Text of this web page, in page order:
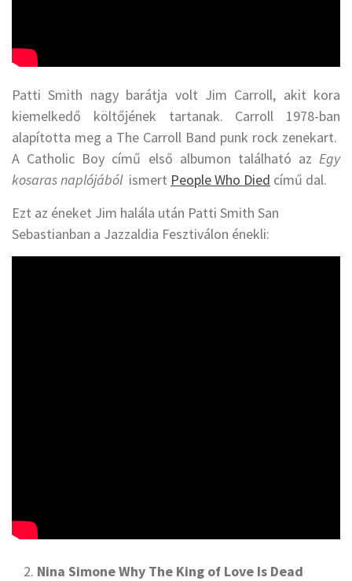
Patti Smith nagy barátja volt Jim Carroll, akit kora
kiemelkedő költőjének tartanak. Carroll 1978-ban
alapította meg a The Carroll Band punk rock zenekart.
A Catholic Boy című első albumon található az Egy
kosaras naplójából ismert People Who Died című dal.
Ezt az éneket Jim halála után Patti Smith San
Sebastianban a Jazzaldia Fesztiválon énekli:
Nina Simone Why The King of Love Is Dead